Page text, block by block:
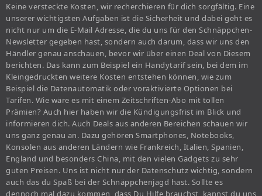
Keine versteckte Kosten, wir recherchieren für dich sorgfältig. Eine
unserer wichtigsten Aufgaben ist die Sicherheit und dabei geht es
nicht nur um die E-Mail Adresse, die du uns für den Schnäppchen-
Newsletter gegeben hast, sondern auch darum, dass wir uns den
Händler genau anschauen, bevor wir über einen Deal von Diesem
berichten. Das kann zum Beispiel ein Handytarif sein, bei dem im
Kleingedruckten weitere Kosten entstehen können, wie zum
Beispiel die Datenautomatik oder voraktivierte Optionen bei
Tarifen. Wie wäre es mit einem Zeitschriften-Abo mit tollen
Prämien? Auch hier haben wir die Kündigungsfrist im Blick und
informieren dich. Auch Deals aus anderen Bereichen schauen wir
uns ganz genau an. Dazu gehören Smartphones, Notebooks,
Konsolen aus anderen Ländern wie Frankreich, Italien, Spanien,
England und besonders China, mit den vielen Gadgets zu sehr
guten Preisen. Uns ist nicht nur der Datenschutz wichtig, sondern
auch das du Spaß bei der Schnäppchenjagd hast. Sollte es
dennoch mal dazu kommen, dass Du Hilfe brauchst, kannst du uns